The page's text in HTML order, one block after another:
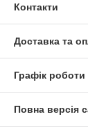
Контакти
Доставка та
Графік роботи
Повна версія